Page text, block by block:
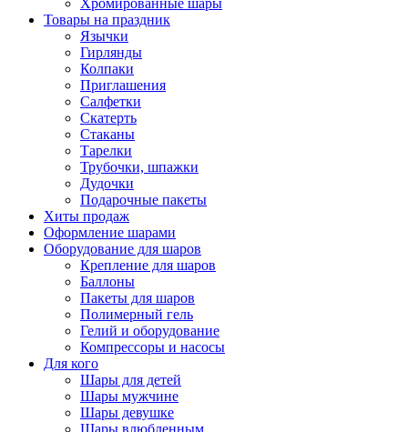
Хромированные шары
Товары на праздник
Язычки
Гирлянды
Колпаки
Приглашения
Салфетки
Скатерть
Стаканы
Тарелки
Трубочки, шпажки
Дудочки
Подарочные пакеты
Хиты продаж
Оформление шарами
Оборудование для шаров
Крепление для шаров
Баллоны
Пакеты для шаров
Полимерный гель
Гелий и оборудование
Компрессоры и насосы
Для кого
Шары для детей
Шары мужчине
Шары девушке
Шары влюбленным